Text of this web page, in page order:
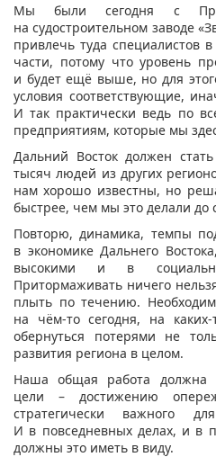
Мы были сегодня с
на судостроительном заводе
привлечь туда специалистов
части, потому что уровень
и будет ещё выше, но для
условия соответствующие,
И так практически ведь по
предприятиям, которые мы
Дальний Восток должен
тысяч людей из других
нам хорошо известны, но
быстрее, чем мы это делали до
Повторю, динамика, темпы
в экономике Дальнего
высокими и в
Притормаживать ничего
плыть по течению.
на чём-то сегодня, на
обернуться потерями не
развития региона в целом.
Наша общая работа должна
цели – достижению
стратегически важного
И в повседневных делах, и в
должны это иметь в виду.